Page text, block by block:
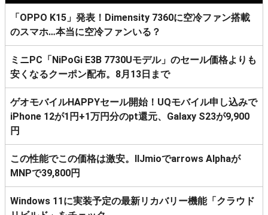
「OPPO K15」発表！Dimensity 7360に空冷ファン搭載
のスマホ…本当に空冷ファンいる？
ミニPC「NiPoGi E3B 7730Uモデル」のセール価格よりも
安くなるクーポン配布。8月13日まで
ゲオモバイルHAPPYセール開始！UQモバイル申し込みで
iPhone 12が1円+1万円分のpt還元、Galaxy S23が9,900
円
この性能でこの価格は激安。IIJmioでarrows Alphaが
MNPで39,800円
Windows 11に実装予定の最新リカバリー機能「クラウド